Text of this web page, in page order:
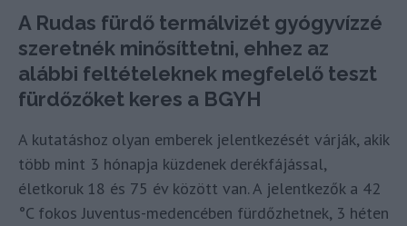
A Rudas fürdő termálvizét gyógyvízzé
szeretnék minősíttetni, ehhez az
alábbi feltételeknek megfelelő teszt
fürdőzőket keres a BGYH
A kutatáshoz olyan emberek jelentkezését várják, akik
több mint 3 hónapja küzdenek derékfájással,
életkoruk 18 és 75 év között van. A jelentkezők a 42
°C fokos Juventus-medencében fürdőzhetnek, 3 héten